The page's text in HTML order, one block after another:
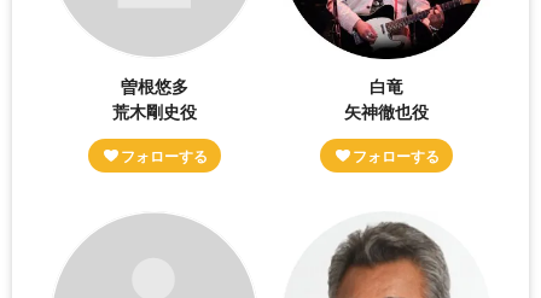
曽根悠多
荒木剛史役
白竜
矢神徹也役